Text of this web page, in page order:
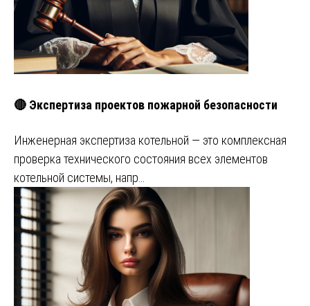
🔴 Экспертиза проектов пожарной безопасности
Инженерная экспертиза котельной — это комплексная
проверка технического состояния всех элементов
котельной системы, напр…